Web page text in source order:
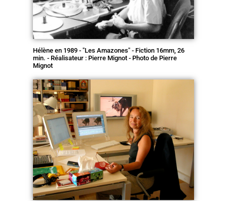
Hélène en 1989 - "Les Amazones" - Fiction 16mm, 26
min. - Réalisateur : Pierre Mignot - Photo de Pierre
Mignot